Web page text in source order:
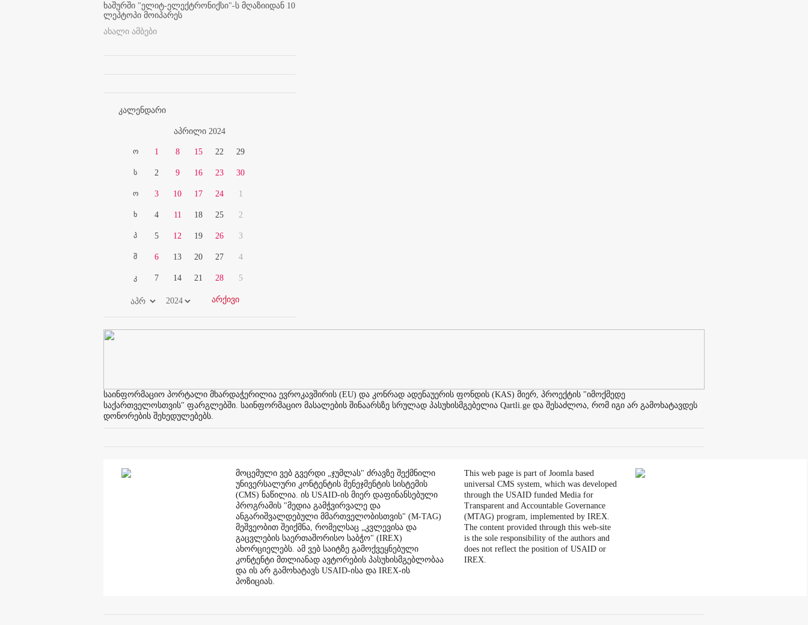
ხაშურში "ელიტ-ელექტრონიქსი"-ს მღაზიიდან 10
ლეპტოპი მოიპარეს
ახალი ამბები
კალენდარი
აპრილი 2024
ო
ს
ო
ხ
პ
შ
კ
1
2
3
4
5
6
7
8
9
10
11
12
13
14
15
16
17
18
19
20
21
22
23
24
25
26
27
28
29
30
1
2
3
4
5
საინფორმაციო პორტალი მხარდაჭერილია ევროკავშირის (EU) და კონრად ადენაუერის ფონდის (KAS) მიერ, პროექტის "იმოქმედე
საქართველოსთვის" ფარგლებში. საინფორმაციო მასალების შინაარსზე სრულად პასუხისმგებელია Qartli.ge და შესაძლოა, რომ იგი არ გამოხატავდეს
დონორების შეხედულებებს.
მოცემული ვებ გვერდი „ჯუმლას" ძრავზე შექმნილი
უნივერსალური კონტენტის მენეჯმენტის სისტემის
(CMS) ნაწილია. ის USAID-ის მიერ დაფინანსებული
პროგრამის "მედია გამჭვირვალე და
ანგარიშვალდებული მმართველობისთვის" (M-TAG)
მეშვეობით შეიქმნა, რომელსაც „კვლევისა და
გაცვლების საერთაშორისო საბჭო" (IREX)
ახორციელებს. ამ ვებ საიტზე გამოქვეყნებული
კონტენტი მთლიანად ავტორების პასუხისმგებლობაა
და ის არ გამოხატავს USAID-ისა და IREX-ის
პოზიციას.
This web page is part of Joomla based
universal CMS system, which was developed
through the USAID funded Media for
Transparent and Accountable Governance
(MTAG) program, implemented by IREX.
The content provided through this web-site
is the sole responsibility of the authors and
does not reflect the position of USAID or
IREX.